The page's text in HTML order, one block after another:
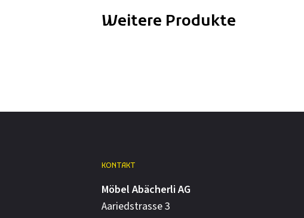
Weitere Produkte
KONTAKT
Möbel Abächerli AG
Aariedstrasse 3